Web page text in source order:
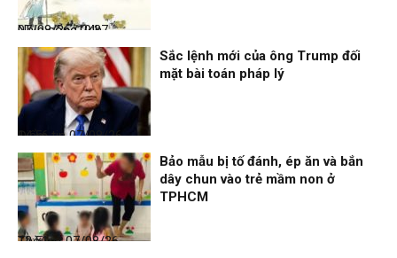
Nhịp sống 24h
07/08/26, 19:37
Điểm tin
07/08/26, 14:56
Sắc lệnh mới của ông Trump đối
mặt bài toán pháp lý
Thời sự
07/08/26, 12:51
Bảo mẫu bị tố đánh, ép ăn và bắn
dây chun vào trẻ mầm non ở
TPHCM